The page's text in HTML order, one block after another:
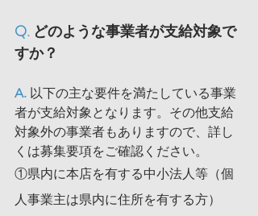
Q. どのような事業者が支給対象で
すか？
A. 以下の主な要件を満たしている事業
者が支給対象となります。その他支給
対象外の事業者もありますので、詳し
くは募集要項をご確認ください。
①県内に本店を有する中小法人等（個
人事業主は県内に住所を有する方）